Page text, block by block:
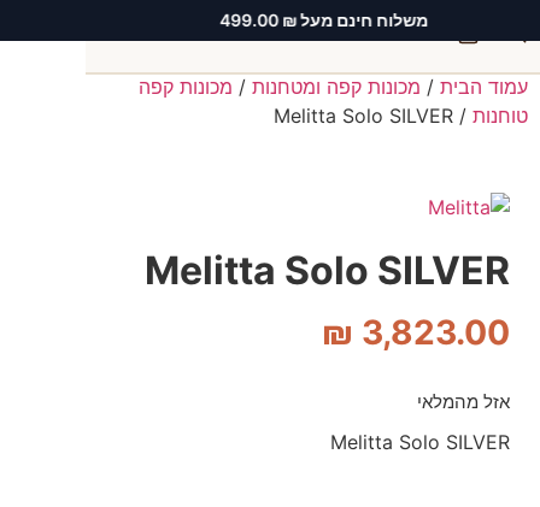
משלוח חינם מעל ₪ 499.00
עמוד הבית / מכונות קפה ומטחנות / מכונות קפה
טוחנות / Melitta Solo SILVER
Melitta Solo SILVER
₪ 3,823.00
אזל מהמלאי
Melitta Solo SILVER